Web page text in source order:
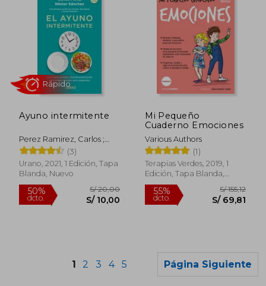
dcto. S/ 77,44 dcto.
Rápido
Ayuno intermitente
Perez Ramirez, Carlos ;
Sanchez, Nestor
(3)
Urano, 2021, 1 Edición, Tapa
Blanda, Nuevo
Mi Pequeño
Cuaderno Emociones
Various Authors
(1)
Terapias Verdes, 2019, 1
Edición, Tapa Blanda,
Nuevo
1 2 3 4 5 Página Siguiente